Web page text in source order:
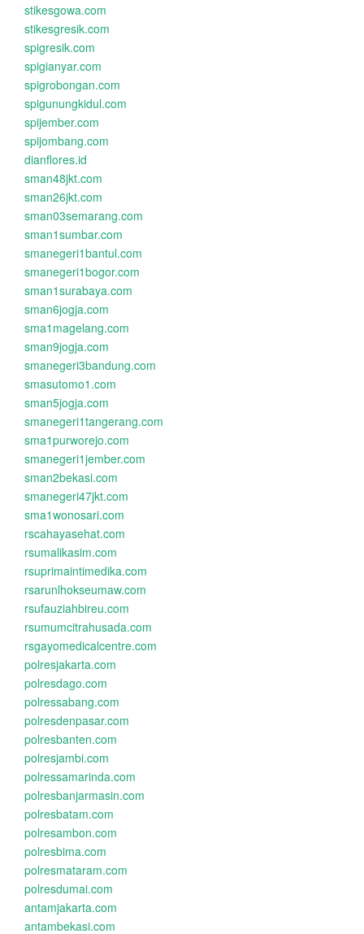
stikesgowa.com
stikesgresik.com
spigresik.com
spigianyar.com
spigrobongan.com
spigunungkidul.com
spijember.com
spijombang.com
dianflores.id
sman48jkt.com
sman26jkt.com
sman03semarang.com
sman1sumbar.com
smanegeri1bantul.com
smanegeri1bogor.com
sman1surabaya.com
sman6jogja.com
sma1magelang.com
sman9jogja.com
smanegeri3bandung.com
smasutomo1.com
sman5jogja.com
smanegeri1tangerang.com
sma1purworejo.com
smanegeri1jember.com
sman2bekasi.com
smanegeri47jkt.com
sma1wonosari.com
rscahayasehat.com
rsumalikasim.com
rsuprimaintimedika.com
rsarunlhokseumaw.com
rsufauziahbireu.com
rsumumcitrahusada.com
rsgayomedicalcentre.com
polresjakarta.com
polresdago.com
polressabang.com
polresdenpasar.com
polresbanten.com
polresjambi.com
polressamarinda.com
polresbanjarmasin.com
polresbatam.com
polresambon.com
polresbima.com
polresmataram.com
polresdumai.com
antamjakarta.com
antambekasi.com